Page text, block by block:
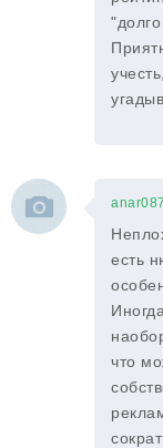
anar087
есть
что